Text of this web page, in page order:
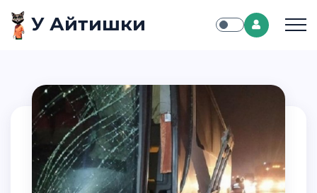
У Айтишки